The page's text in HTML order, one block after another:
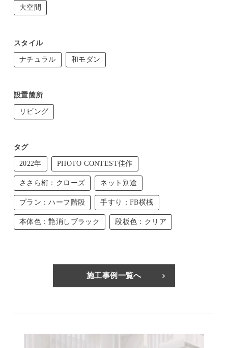
大空間
スタイル
ナチュラル 和モダン
設置箇所
リビング
タグ
2022年 PHOTO CONTEST佳作
ささら桁：クローズ ネット別途
プラン：ハーフ階段 手すり：FB横桟
本体色：艶消しブラック 段板色：クリア
施工事例一覧へ